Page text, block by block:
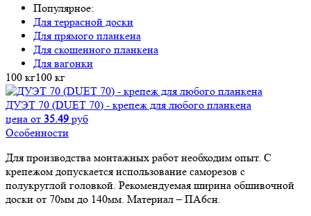
Популярное:
Для террасной доски
Для прямого планкена
Для скошенного планкена
Для вагонки
100 кг100 кг
ДУЭТ 70 (DUET 70) - крепеж для любого планкена
цена от 35.49 руб
Особенности
Для производства монтажных работ необходим опыт. С
крепежом допускается использование саморезов с
полукруглой головкой. Рекомендуемая ширина обшивочной
доски от 70мм до 140мм. Материал – ПА6сн.